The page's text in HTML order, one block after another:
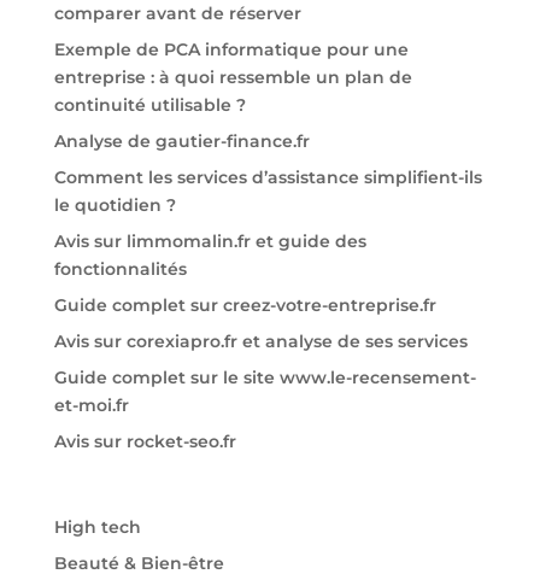
comparer avant de réserver
Exemple de PCA informatique pour une
entreprise : à quoi ressemble un plan de
continuité utilisable ?
Analyse de gautier-finance.fr
Comment les services d’assistance simplifient-ils
le quotidien ?
Avis sur limmomalin.fr et guide des
fonctionnalités
Guide complet sur creez-votre-entreprise.fr
Avis sur corexiapro.fr et analyse de ses services
Guide complet sur le site www.le-recensement-
et-moi.fr
Avis sur rocket-seo.fr
High tech
Beauté & Bien-être